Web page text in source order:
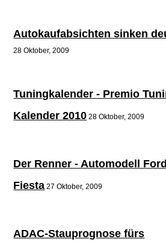
Autokaufabsichten sinken
28 Oktober, 2009
Tuningkalender - Premio
Kalender 2010 28 Oktober, 2009
Der Renner - Automodell Ford
Fiesta 27 Oktober, 2009
ADAC-Stauprognose fürs